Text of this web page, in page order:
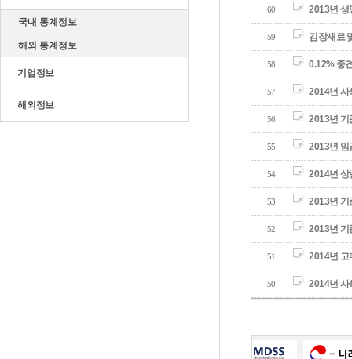
국내 통계정보
해외 통계정보
기업정보
해외정보
60 2013년 생
59 김장재료
58 0.12% 중
57 2014년 사
56 2013년 기
55 2013년 임
54 2014년 상
53 2013년 기
52 2013년 기
51 2014년 고
50 2014년 사